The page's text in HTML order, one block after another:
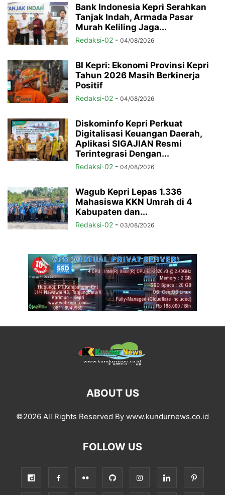
Bank Indonesia Kepri Serahkan
Tanjak Indah, Armada Pasar
Murah Keliling Jaga...
Redaksi-02 - 04/08/2026
BI Kepri: Ekonomi Provinsi Kepri
Tahun 2026 Masih Berkinerja
Positif
Redaksi-02 - 04/08/2026
Diskominfo Kepri Perkuat
Digitalisasi Keuangan Daerah,
Aplikasi SIGAJIAN Resmi
Terintegrasi Dengan...
Redaksi-02 - 04/08/2026
Wagub Kepri Lepas 1.336
Mahasiswa KKN Umrah di 4
Kabupaten dan...
Redaksi-02 - 03/08/2026
ABOUT US
©2026 All Rights Reserved By www.kundurnews.co.id
FOLLOW US